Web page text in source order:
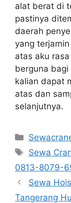
alat berat di
pastinya
daerah
yang
atas aku
berguna
kalian dapat
atas dan
selanjutnya.
Tags
Sewa
0813-8079-
Sewa
Tangerang